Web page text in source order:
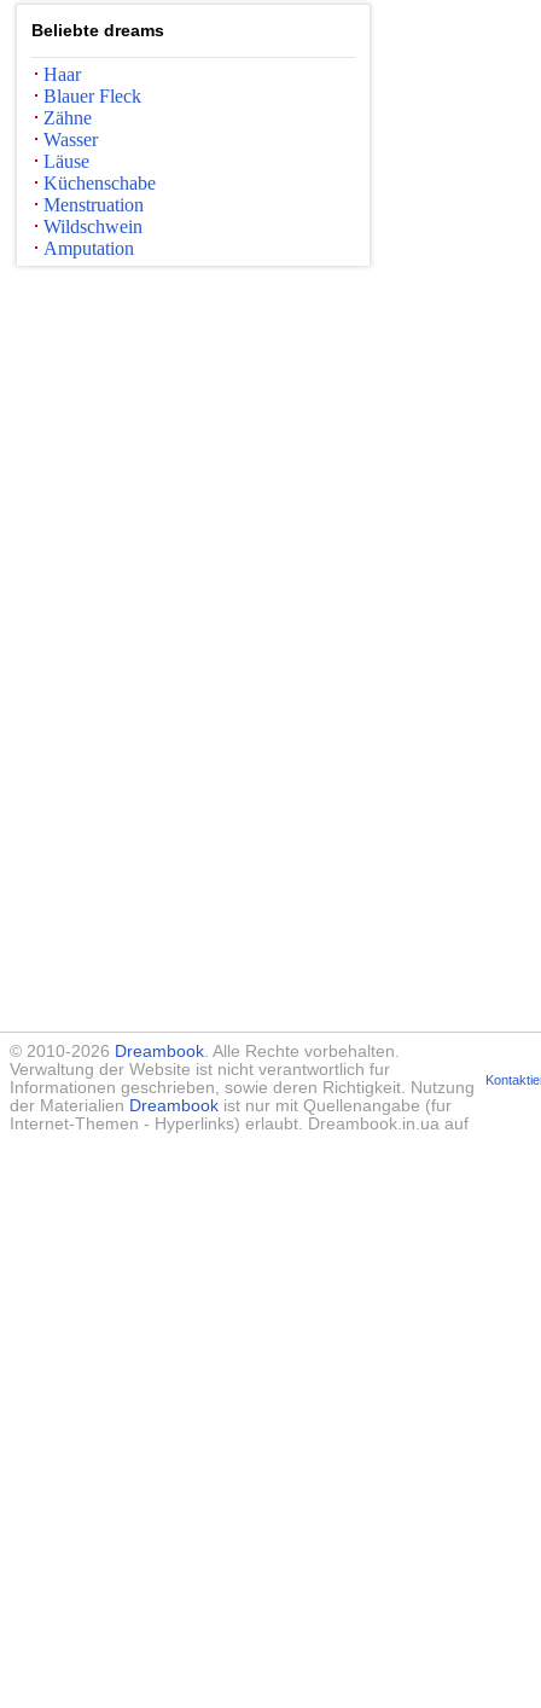
Beliebte dreams
Haar
Blauer Fleck
Zähne
Wasser
Läuse
Küchenschabe
Menstruation
Wildschwein
Amputation
© 2010-2026 Dreambook. Alle Rechte vorbehalten.
Verwaltung der Website ist nicht verantwortlich fur
Informationen geschrieben, sowie deren Richtigkeit. Nutzung
der Materialien Dreambook ist nur mit Quellenangabe (fur
Internet-Themen - Hyperlinks) erlaubt. Dreambook.in.ua auf